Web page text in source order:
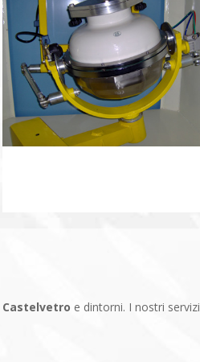
Castelvetro e dintorni. I nostri servizi